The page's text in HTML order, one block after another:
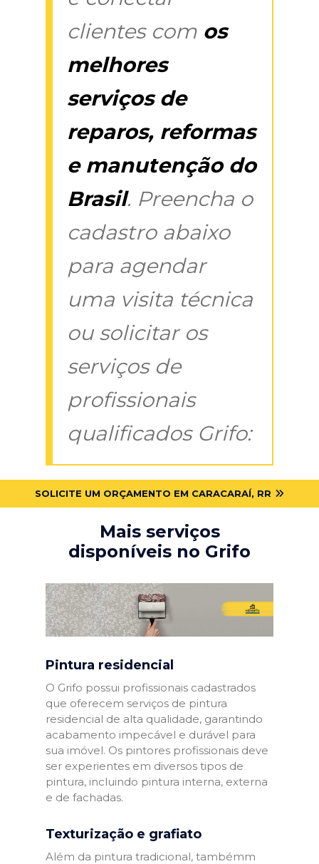
clientes com os
melhores
serviços de
reparos, reformas
e manutenção do
Brasil. Preencha o
cadastro abaixo
para agendar
uma visita técnica
ou solicitar os
serviços de
profissionais
qualificados Grifo:
SOLICITE UM ORÇAMENTO EM CARACARAÍ, RR
Mais serviços
disponíveis no Grifo
Pintura residencial
O Grifo possui profissionais cadastrados
que oferecem serviços de pintura
residencial de alta qualidade, garantindo
acabamento impecável e durável para
sua imóvel. Os pintores profissionais deve
ser experientes em diversos tipos de
pintura, incluindo pintura interna, externa
e de fachadas.
Texturização e grafiato
Além da pintura tradicional, tambémm